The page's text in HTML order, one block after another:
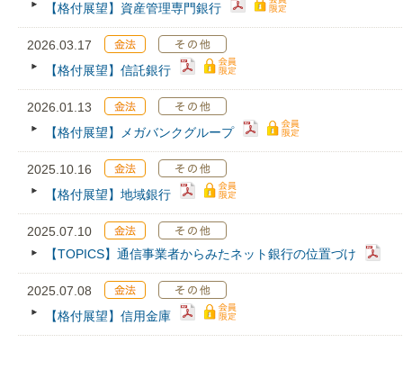
【格付展望】資産管理専門銀行
2026.03.17
【格付展望】信託銀行
2026.01.13
【格付展望】メガバンクグループ
2025.10.16
【格付展望】地域銀行
2025.07.10
【TOPICS】通信事業者からみたネット銀行の位置づけ
2025.07.08
【格付展望】信用金庫